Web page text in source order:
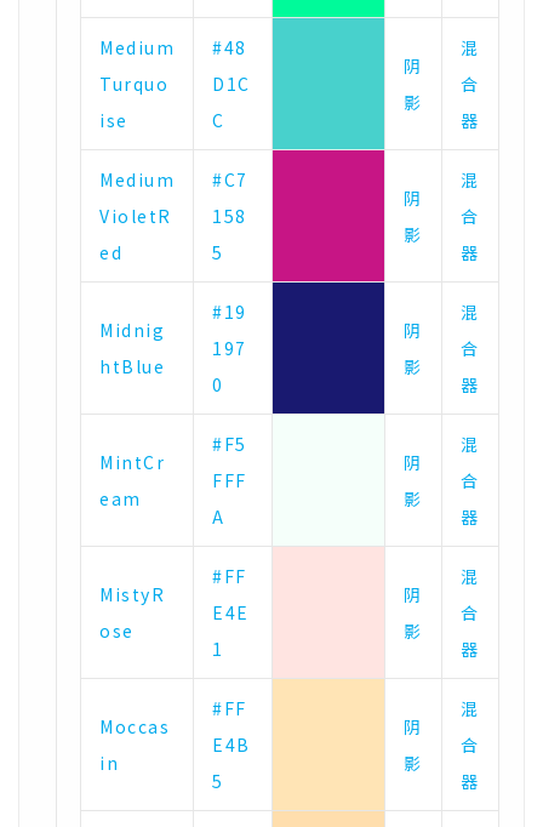
Medium
Turquo
ise
#48
D1C
C
阴
影
混
合
器
Medium
VioletR
ed
#C7
158
5
阴
影
混
合
器
Midnig
htBlue
#19
197
0
阴
影
混
合
器
MintCr
eam
#F5
FFF
A
阴
影
混
合
器
MistyR
ose
#FF
E4E
1
阴
影
混
合
器
Moccas
in
#FF
E4B
5
阴
影
混
合
器